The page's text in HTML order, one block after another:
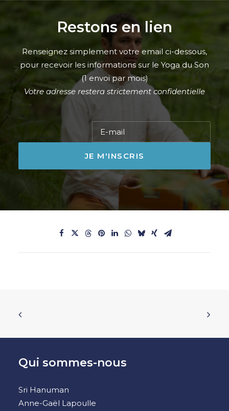
Restons en lien
Renseignez simplement votre email ci-dessous,
pour recevoir les informations sur le Yoga du Son
(1 envoi par mois)
Votre adresse restera strictement confidentielle
Qui sommes-nous
Sri Hanuman
Anne-Gaël Lapoulle